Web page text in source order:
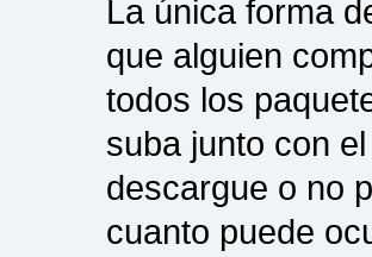
La única forma
que alguien
todos los
suba junto con
descargue o no
cuanto puede